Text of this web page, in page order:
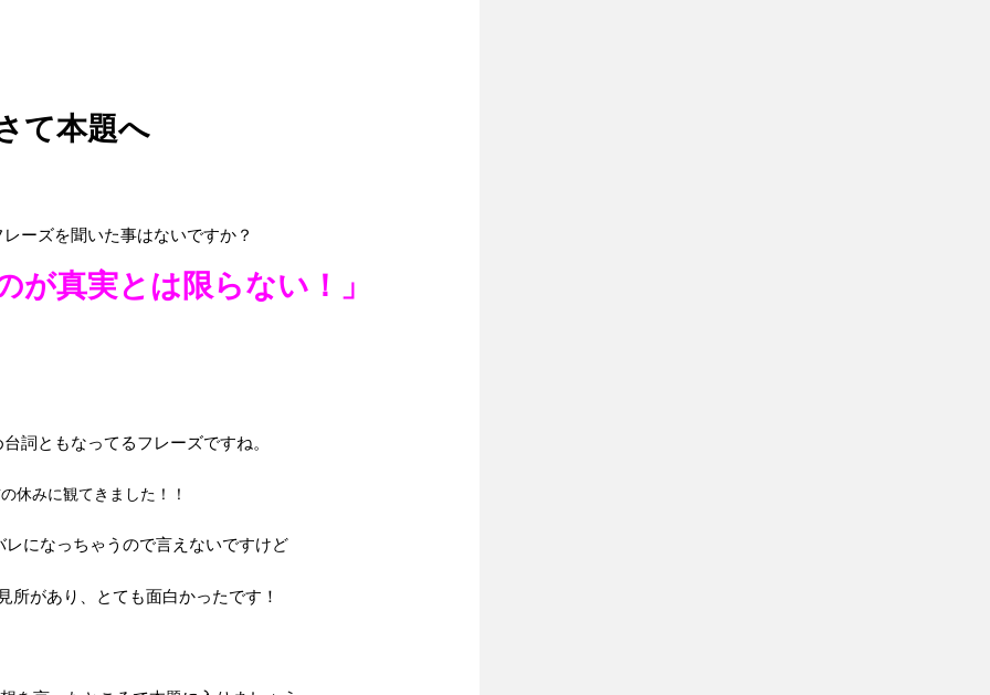
て本題へ
ーズを聞いた事はないですか？
が真実とは限らない！」
詞ともなってるフレーズですね。
休みに観てきました！！
レになっちゃうので言えないですけど
所があり、とても面白かったです！